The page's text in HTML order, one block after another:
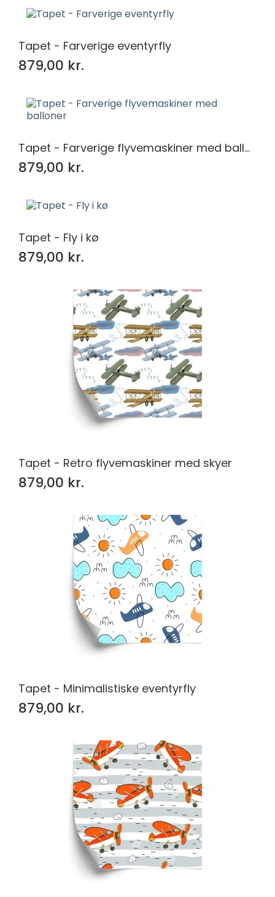
Tapet - Farverige eventyrfly
879,00 kr.
Tapet - Farverige flyvemaskiner med balloner
879,00 kr.
Tapet - Fly i kø
879,00 kr.
Tapet - Retro flyvemaskiner med skyer
879,00 kr.
Tapet - Minimalistiske eventyrfly
879,00 kr.